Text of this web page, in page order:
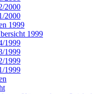
2000
2000
1999
1999
1999
1999
1999
1999